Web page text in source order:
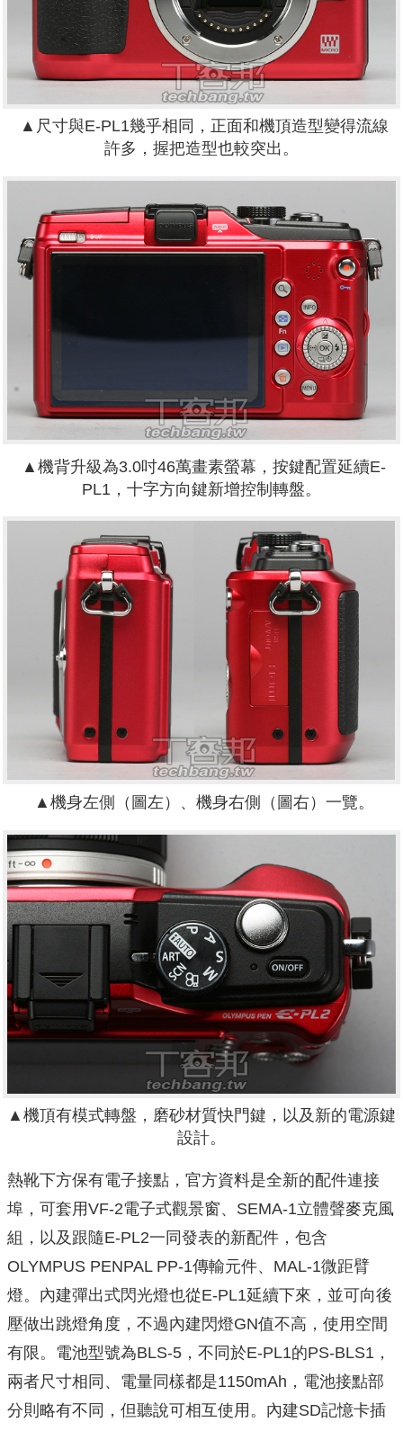
▲尺寸與E-PL1幾乎相同，正面和機頂造型變得流線
許多，握把造型也較突出。
▲機背升級為3.0吋46萬畫素螢幕，按鍵配置延續E-
PL1，十字方向鍵新增控制轉盤。
▲機身左側（圖左）、機身右側（圖右）一覽。
▲機頂有模式轉盤，磨砂材質快門鍵，以及新的電源鍵
設計。
熱靴下方保有電子接點，官方資料是全新的配件連接
埠，可套用VF-2電子式觀景窗、SEMA-1立體聲麥克風
組，以及跟隨E-PL2一同發表的新配件，包含
OLYMPUS PENPAL PP-1傳輸元件、MAL-1微距臂
燈。內建彈出式閃光燈也從E-PL1延續下來，並可向後
壓做出跳燈角度，不過內建閃燈GN值不高，使用空間
有限。電池型號為BLS-5，不同於E-PL1的PS-BLS1，
兩者尺寸相同、電量同樣都是1150mAh，電池接點部
分則略有不同，但聽說可相互使用。內建SD記憶卡插